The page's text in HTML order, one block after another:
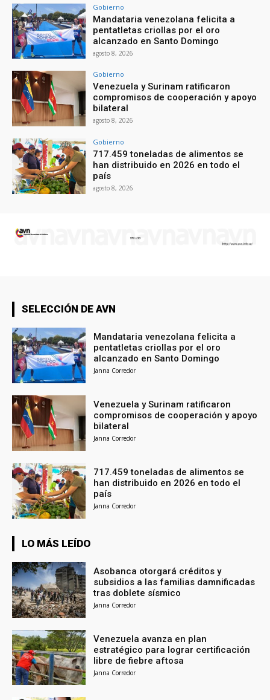
Gobierno
Mandataria venezolana felicita a
pentatletas criollas por el oro
alcanzado en Santo Domingo
agosto 8, 2026
Gobierno
Venezuela y Surinam ratificaron
compromisos de cooperación y apoyo
bilateral
agosto 8, 2026
Gobierno
717.459 toneladas de alimentos se
han distribuido en 2026 en todo el
país
agosto 8, 2026
SELECCIÓN DE AVN
Mandataria venezolana felicita a
pentatletas criollas por el oro
alcanzado en Santo Domingo
Janna Corredor
Venezuela y Surinam ratificaron
compromisos de cooperación y apoyo
bilateral
Janna Corredor
717.459 toneladas de alimentos se
han distribuido en 2026 en todo el
país
Janna Corredor
LO MÁS LEÍDO
Asobanca otorgará créditos y
subsidios a las familias damnificadas
tras doblete sísmico
Janna Corredor
Venezuela avanza en plan
estratégico para lograr certificación
libre de fiebre aftosa
Janna Corredor